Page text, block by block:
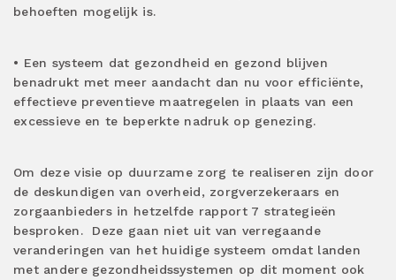
behoeften mogelijk is.
• Een systeem dat gezondheid en gezond blijven
benadrukt met meer aandacht dan nu voor efficiënte,
effectieve preventieve maatregelen in plaats van een
excessieve en te beperkte nadruk op genezing.
Om deze visie op duurzame zorg te realiseren zijn door
de deskundigen van overheid, zorgverzekeraars en
zorgaanbieders in hetzelfde rapport 7 strategieën
besproken. Deze gaan niet uit van verregaande
veranderingen van het huidige systeem omdat landen
met andere gezondheidssystemen op dit moment ook